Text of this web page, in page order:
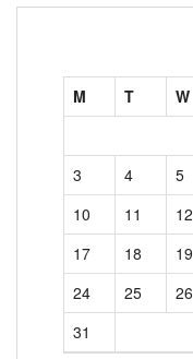
M
T W
3
4 5
10
11 12
17
18 19
24
25 26
31